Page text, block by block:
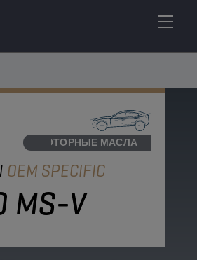
МОТОРНЫЕ МАСЛА
OEM SPECIFIC
MS-V